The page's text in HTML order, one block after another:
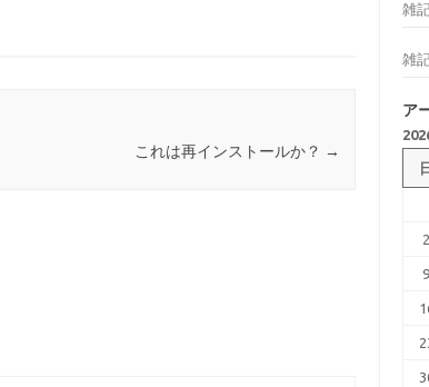
これは再インストールか？ →
雑
雑
ア
日
2
9